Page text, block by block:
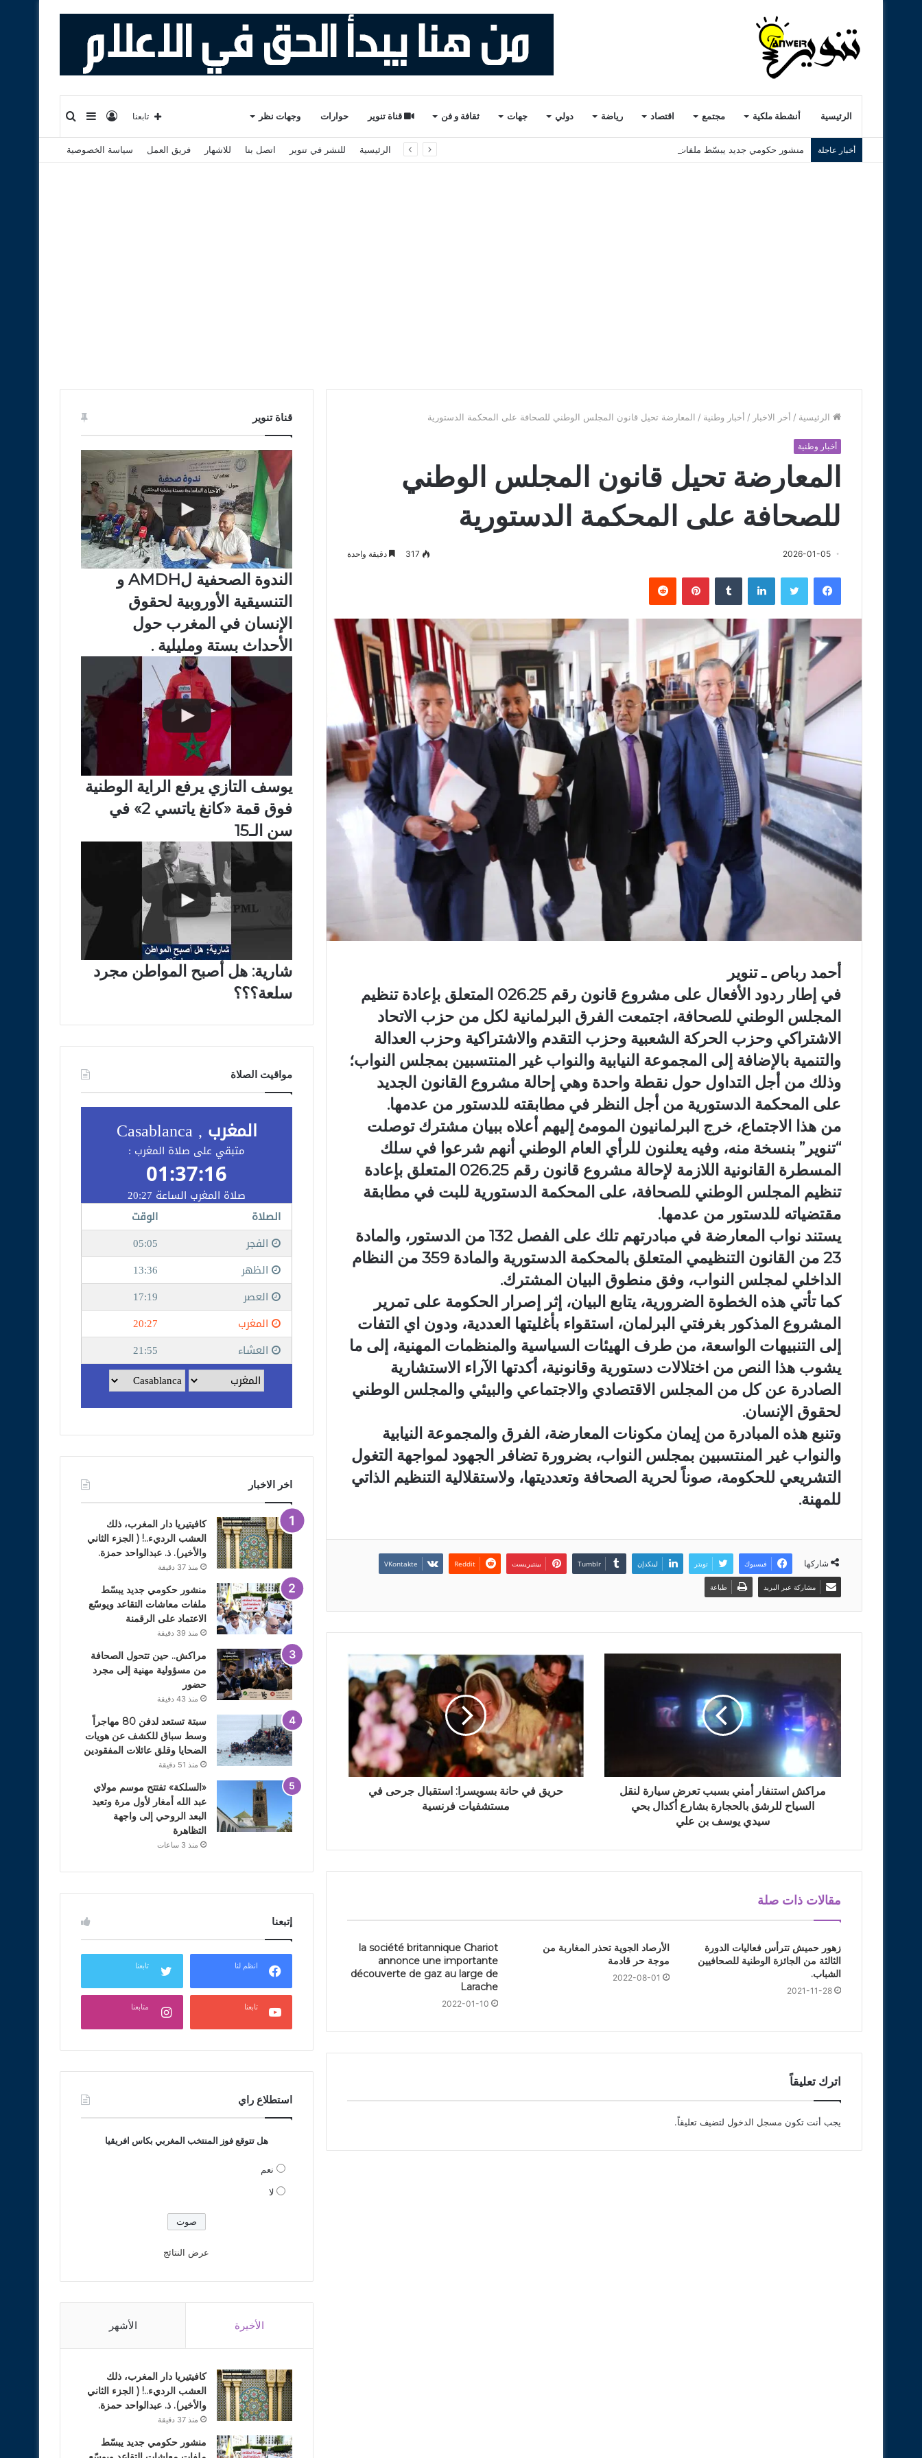
الرئيسية أنشطة ملكية مجتمع اقتصاد رياضة دولي جهات ثقافة و فن قناة تنوير حوارات وجهات نظر إضافة
عمود
تسجيل
الدخول
تابعنا
أخبار عاجلة منشور حكومي جديد يبسّط ملفات معاشات التقاعد ويوسّع الاعتماد على الرقمنة الرئيسية للنشر في تنوير اتصل بنا للاشهار فريق العمل سياسة الخصوصية
الرئيسية / أخر الاخبار / أخبار وطنية / المعارضة تحيل قانون المجلس الوطني للصحافة على المحكمة الدستورية
أخبار وطنية
المعارضة تحيل قانون المجلس الوطني
للصحافة على المحكمة الدستورية
2026-01-05
317 دقيقة واحدة
فيسبوك لينكدإن بينتيريست
أحمد رباص ـ تنوير
في إطار ردود الأفعال على مشروع قانون رقم 026.25 المتعلق بإعادة تنظيم
المجلس الوطني للصحافة، اجتمعت الفرق البرلمانية لكل من حزب الاتحاد
الاشتراكي وحزب الحركة الشعبية وحزب التقدم والاشتراكية وحزب العدالة
والتنمية بالإضافة إلى المجموعة النيابية والنواب غير المنتسبين بمجلس النواب؛
وذلك من أجل التداول حول نقطة واحدة وهي إحالة مشروع القانون الجديد
على المحكمة الدستورية من أجل النظر في مطابقته للدستور من عدمها.
من هذا الاجتماع، خرج البرلمانيون المومئ إليهم أعلاه ببيان مشترك توصلت
“تنوير” بنسخة منه، وفيه يعلنون للرأي العام الوطني أنهم شرعوا في سلك
المسطرة القانونية اللازمة لإحالة مشروع قانون رقم 026.25 المتعلق بإعادة
تنظيم المجلس الوطني للصحافة، على المحكمة الدستورية للبت في مطابقة
مقتضياته للدستور من عدمها.
يستند نواب المعارضة في مبادرتهم تلك على الفصل 132 من الدستور، والمادة
23 من القانون التنظيمي المتعلق بالمحكمة الدستورية والمادة 359 من النظام
الداخلي لمجلس النواب، وفق منطوق البيان المشترك.
كما تأتي هذه الخطوة الضرورية، يتابع البيان، إثر إصرار الحكومة على تمرير
المشروع المذكور بغرفتي البرلمان، استقواء بأغليتها العددية، ودون اي التفات
إلى التنبيهات الواسعة، من طرف الهيئات السياسية والمنظمات المهنية، إلى ما
يشوب هذا النص من اختلالات دستورية وقانونية، أكدتها الآراء الاستشارية
الصادرة عن كل من المجلس الاقتصادي والاجتماعي والبيئي والمجلس الوطني
لحقوق الإنسان.
وتنبع هذه المبادرة من إيمان مكونات المعارضة، الفرق والمجموعة النيابية
والنواب غير المنتسبين بمجلس النواب، بضرورة تضافر الجهود لمواجهة التغول
التشريعي للحكومة، صوناً لحرية الصحافة وتعدديتها، ولاستقلالية التنظيم الذاتي
للمهنة.
شاركها فيسبوك تويتر لينكدإن بينتيريست
مشاركة عبر البريد طباعة
مراكش استنفار أمني بسبب تعرض سيارة لنقل
السياح للرشق بالحجارة بشارع أكدال بحي
سيدي يوسف بن علي
حريق في حانة بسويسرا: استقبال جرحى في
مستشفيات فرنسية
مقالات ذات صلة
زهور حميش تترأس فعاليات الدورة
الثالثة من الجائزة الوطنية للصحافيين
الشباب.
2021-11-28
الأرصاد الجوية تحذر المغاربة من
موجة حر قادمة
2022-08-01
la société britannique Chariot
annonce une importante
découverte de gaz au large de
Larache
2022-01-10
اترك تعليقاً
يجب أنت تكون مسجل الدخول لتضيف تعليقاً.
قناة تنوير
الندوة الصحفية لAMDH و
التنسيقية الأوروبية لحقوق
الإنسان في المغرب حول
الأحداث بستة ومليلية .
يوسف التازي يرفع الراية الوطنية
فوق قمة «كانغ ياتسي 2» في
سن الـ15
شارية: هل أصبح المواطن مجرد
سلعة؟؟؟
مواقيت الصلاة
اخر الاخبار
كافيتيريا دار المغرب، ذلك
العشب الرديء..! ( الجزء الثاني
والأخير). ذ. عبدالواحد حمزة.
منذ 37 دقيقة
منشور حكومي جديد يبسّط
ملفات معاشات التقاعد ويوسّع
الاعتماد على الرقمنة
منذ 39 دقيقة
مراكش.. حين تتحول الصحافة
من مسؤولية مهنية إلى مجرد
حضور
منذ 43 دقيقة
سبتة تستعد لدفن 80 مهاجراً
وسط سباق للكشف عن هويات
الضحايا وقلق عائلات المفقودين
منذ 51 دقيقة
«السلكة» تفتتح موسم مولاي
عبد الله أمغار لأول مرة وتعيد
البعد الروحي إلى واجهة
التظاهرة
منذ 3 ساعات
إتبعنا
انظم لنا تابعنا
تابعنا متابعنا
استطلاع راي
هل تتوقع فوز المنتخب المغربي بكاس افريقيا
نعم
لا
عرض النتائج
الأخيرة الأشهر
كافيتيريا دار المغرب، ذلك
العشب الرديء..! ( الجزء الثاني
والأخير). ذ. عبدالواحد حمزة.
منذ 37 دقيقة
منشور حكومي جديد يبسّط